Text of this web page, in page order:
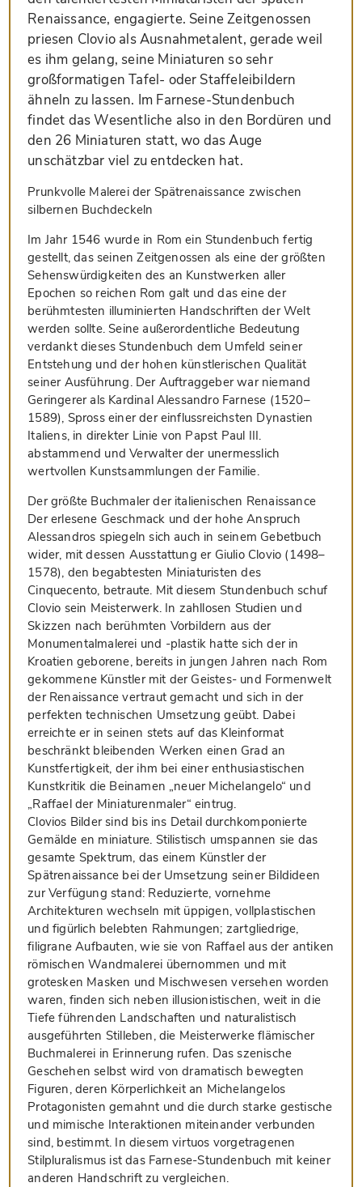
Renaissance, engagierte. Seine Zeitgenossen
priesen Clovio als Ausnahmetalent, gerade weil
es ihm gelang, seine Miniaturen so sehr
großformatigen Tafel- oder Staffeleibildern
ähneln zu lassen. Im Farnese-Stundenbuch
findet das Wesentliche also in den Bordüren und
den 26 Miniaturen statt, wo das Auge
unschätzbar viel zu entdecken hat.
Prunkvolle Malerei der Spätrenaissance zwischen
silbernen Buchdeckeln
Im Jahr 1546 wurde in Rom ein Stundenbuch fertig
gestellt, das seinen Zeitgenossen als eine der größten
Sehenswürdigkeiten des an Kunstwerken aller
Epochen so reichen Rom galt und das eine der
berühmtesten illuminierten Handschriften der Welt
werden sollte. Seine außerordentliche Bedeutung
verdankt dieses Stundenbuch dem Umfeld seiner
Entstehung und der hohen künstlerischen Qualität
seiner Ausführung. Der Auftraggeber war niemand
Geringerer als Kardinal Alessandro Farnese (1520–
1589), Spross einer der einflussreichsten Dynastien
Italiens, in direkter Linie von Papst Paul III.
abstammend und Verwalter der unermesslich
wertvollen Kunstsammlungen der Familie.
Der größte Buchmaler der italienischen Renaissance
Der erlesene Geschmack und der hohe Anspruch
Alessandros spiegeln sich auch in seinem Gebetbuch
wider, mit dessen Ausstattung er Giulio Clovio (1498–
1578), den begabtesten Miniaturisten des
Cinquecento, betraute. Mit diesem Stundenbuch schuf
Clovio sein Meisterwerk. In zahllosen Studien und
Skizzen nach berühmten Vorbildern aus der
Monumentalmalerei und -plastik hatte sich der in
Kroatien geborene, bereits in jungen Jahren nach Rom
gekommene Künstler mit der Geistes- und Formenwelt
der Renaissance vertraut gemacht und sich in der
perfekten technischen Umsetzung geübt. Dabei
erreichte er in seinen stets auf das Kleinformat
beschränkt bleibenden Werken einen Grad an
Kunstfertigkeit, der ihm bei einer enthusiastischen
Kunstkritik die Beinamen „neuer Michelangelo“ und
„Raffael der Miniaturenmaler“ eintrug.
Clovios Bilder sind bis ins Detail durchkomponierte
Gemälde en miniature. Stilistisch umspannen sie das
gesamte Spektrum, das einem Künstler der
Spätrenaissance bei der Umsetzung seiner Bildideen
zur Verfügung stand: Reduzierte, vornehme
Architekturen wechseln mit üppigen, vollplastischen
und figürlich belebten Rahmungen; zartgliedrige,
filigrane Aufbauten, wie sie von Raffael aus der antiken
römischen Wandmalerei übernommen und mit
grotesken Masken und Mischwesen versehen worden
waren, finden sich neben illusionistischen, weit in die
Tiefe führenden Landschaften und naturalistisch
ausgeführten Stilleben, die Meisterwerke flämischer
Buchmalerei in Erinnerung rufen. Das szenische
Geschehen selbst wird von dramatisch bewegten
Figuren, deren Körperlichkeit an Michelangelos
Protagonisten gemahnt und die durch starke gestische
und mimische Interaktionen miteinander verbunden
sind, bestimmt. In diesem virtuos vorgetragenen
Stilpluralismus ist das Farnese-Stundenbuch mit keiner
anderen Handschrift zu vergleichen.